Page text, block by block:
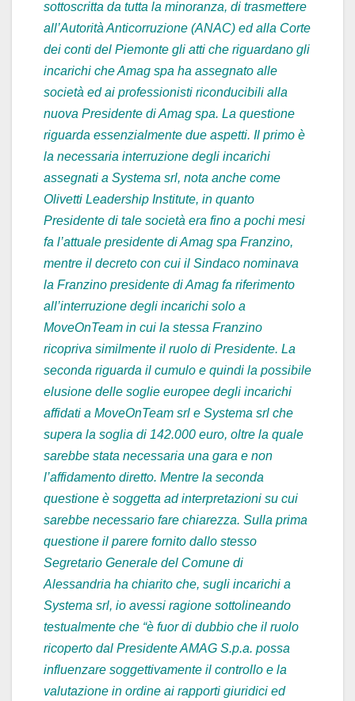
sottoscritta da tutta la minoranza, di trasmettere
all’Autorità Anticorruzione (ANAC) ed alla Corte
dei conti del Piemonte gli atti che riguardano gli
incarichi che Amag spa ha assegnato alle
società ed ai professionisti riconducibili alla
nuova Presidente di Amag spa. La questione
riguarda essenzialmente due aspetti. Il primo è
la necessaria interruzione degli incarichi
assegnati a Systema srl, nota anche come
Olivetti Leadership Institute, in quanto
Presidente di tale società era fino a pochi mesi
fa l’attuale presidente di Amag spa Franzino,
mentre il decreto con cui il Sindaco nominava
la Franzino presidente di Amag fa riferimento
all’interruzione degli incarichi solo a
MoveOnTeam in cui la stessa Franzino
ricopriva similmente il ruolo di Presidente. La
seconda riguarda il cumulo e quindi la possibile
elusione delle soglie europee degli incarichi
affidati a MoveOnTeam srl e Systema srl che
supera la soglia di 142.000 euro, oltre la quale
sarebbe stata necessaria una gara e non
l’affidamento diretto. Mentre la seconda
questione è soggetta ad interpretazioni su cui
sarebbe necessario fare chiarezza. Sulla prima
questione il parere fornito dallo stesso
Segretario Generale del Comune di
Alessandria ha chiarito che, sugli incarichi a
Systema srl, io avessi ragione sottolineando
testualmente che “è fuor di dubbio che il ruolo
ricoperto dal Presidente AMAG S.p.a. possa
influenzare soggettivamente il controllo e la
valutazione in ordine ai rapporti giuridici ed